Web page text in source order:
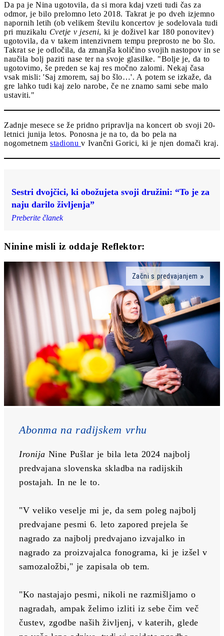
Da pa je Nina ugotovila, da si mora kdaj vzeti tudi čas za
odmor, je bilo prelomno leto 2018. Takrat je po dveh izjemno
napornih letih (ob velikem številu koncertov je sodelovala tudi
pri muzikalu Cvetje v jeseni, ki je doživel kar 180 ponovitev)
ugotovila, da v takem intenzivnem tempu preprosto ne bo šlo.
Takrat se je odločila, da zmanjša količino svojih nastopov in se
naučila bolj paziti nase ter na svoje glasilke. "Bolje je, da to
ugotovimo, še preden se kaj res močno zalomi. Nekaj časa
vsak misli: 'Saj zmorem, saj bo šlo…'. A potem se izkaže, da
gre lahko tudi kaj zelo narobe, če ne znamo sami sebe malo
ustaviti."
Zadnje mesece se že pridno pripravlja na koncert ob svoji 20-
letnici junija letos. Ponosna je na to, da bo pela na
nogometnem stadionu v Ivančni Gorici, ki je njen domači kraj.
Sestri dvojčici, ki obožujeta svoji družini: “To je za
naju darilo življenja”
Preberite članek
Ninine misli iz oddaje Reflektor:
Začni s predvajanjem
Abonma na radijskem vrhu
Ironija Nine Pušlar je bila leta 2024 najbolj
predvajana slovenska skladba na radijskih
postajah. In ne le to.
"V veliko veselje mi je, da sem poleg najbolj
predvajane pesmi 6. leto zapored prejela še
nagrado za najbolj predvajano izvajalko in
nagrado za proizvajalca fonograma, ki je izšel v
samozaložbi," je zapisala ob tem.
"Ko nastajajo pesmi, nikoli ne razmišljamo o
nagradah, ampak želimo izliti iz sebe čim več
čustev, zgodbe naših življenj, v katerih, glede